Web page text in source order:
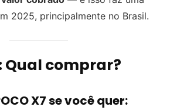
2025, principalmente no Brasil.
Qual comprar?
X7 se você quer: